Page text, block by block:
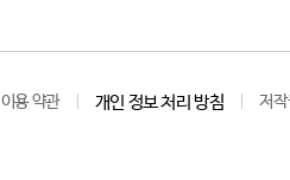
이용 약관 개인 정보 처리 방침 저